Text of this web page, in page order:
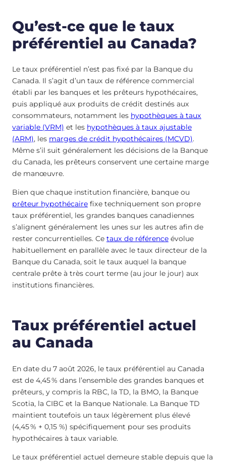
Qu’est-ce que le taux
préférentiel au Canada?
Le taux préférentiel n’est pas fixé par la Banque du
Canada. Il s’agit d’un taux de référence commercial
établi par les banques et les prêteurs hypothécaires,
puis appliqué aux produits de crédit destinés aux
consommateurs, notamment les hypothèques à taux
variable (VRM) et les hypothèques à taux ajustable
(ARM), les marges de crédit hypothécaires (MCVD).
Même s’il suit généralement les décisions de la Banque
du Canada, les prêteurs conservent une certaine marge
de manœuvre.
Bien que chaque institution financière, banque ou
prêteur hypothécaire fixe techniquement son propre
taux préférentiel, les grandes banques canadiennes
s’alignent généralement les unes sur les autres afin de
rester concurrentielles. Ce taux de référence évolue
habituellement en parallèle avec le taux directeur de la
Banque du Canada, soit le taux auquel la banque
centrale prête à très court terme (au jour le jour) aux
institutions financières.
Taux préférentiel actuel
au Canada
En date du 7 août 2026, le taux préférentiel au Canada
est de 4,45% dans l’ensemble des grandes banques et
prêteurs, y compris la RBC, la TD, la BMO, la Banque
Scotia, la CIBC et la Banque Nationale. La Banque TD
maintient toutefois un taux légèrement plus élevé
(4,45% + 0,15 %) spécifiquement pour ses produits
hypothécaires à taux variable.
Le taux préférentiel actuel demeure stable depuis que la